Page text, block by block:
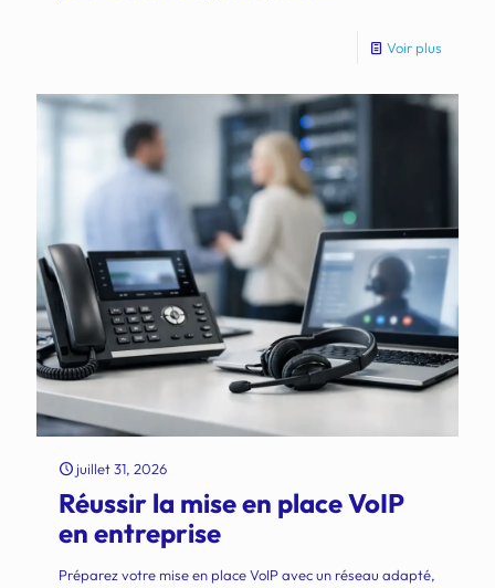
Voir plus
juillet 31, 2026
Réussir la mise en place VoIP
en entreprise
Préparez votre mise en place VoIP avec un réseau adapté,